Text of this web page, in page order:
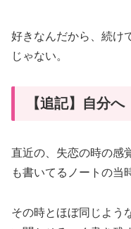
好きなんだから、続け
じゃない。
【追記】自分へ
直近の、失恋の時の感
も書いてるノートの当
その時とほぼ同じよう